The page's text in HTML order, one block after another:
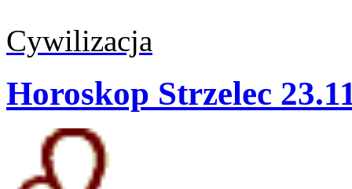
Cywilizacja
Horoskop Strzelec